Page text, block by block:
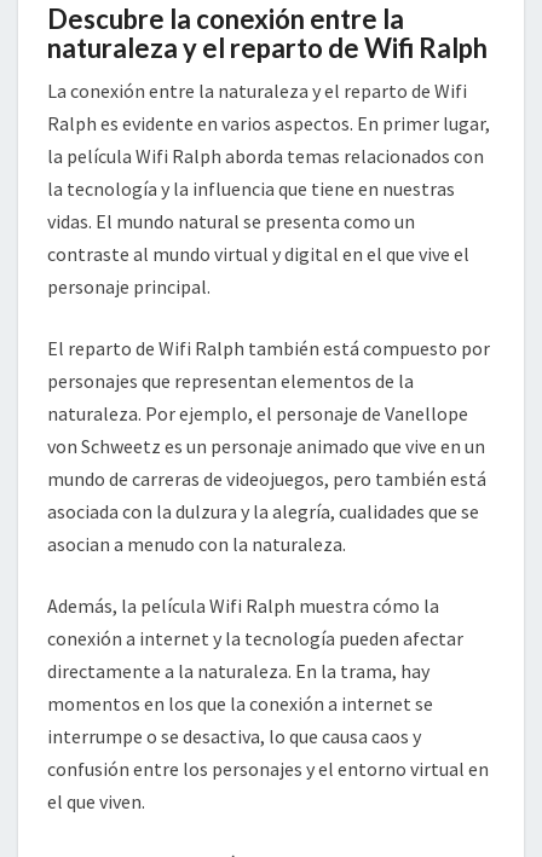
Descubre la conexión entre la
naturaleza y el reparto de Wifi Ralph
La conexión entre la naturaleza y el reparto de Wifi
Ralph es evidente en varios aspectos. En primer lugar,
la película Wifi Ralph aborda temas relacionados con
la tecnología y la influencia que tiene en nuestras
vidas. El mundo natural se presenta como un
contraste al mundo virtual y digital en el que vive el
personaje principal.
El reparto de Wifi Ralph también está compuesto por
personajes que representan elementos de la
naturaleza. Por ejemplo, el personaje de Vanellope
von Schweetz es un personaje animado que vive en un
mundo de carreras de videojuegos, pero también está
asociada con la dulzura y la alegría, cualidades que se
asocian a menudo con la naturaleza.
Además, la película Wifi Ralph muestra cómo la
conexión a internet y la tecnología pueden afectar
directamente a la naturaleza. En la trama, hay
momentos en los que la conexión a internet se
interrumpe o se desactiva, lo que causa caos y
confusión entre los personajes y el entorno virtual en
el que viven.